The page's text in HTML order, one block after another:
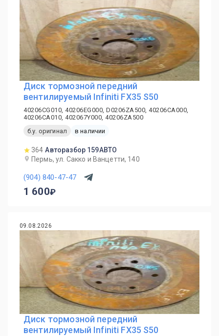
Диск тормозной передний
вентилируемый Infiniti FX35 S50
40206CG010, 40206EG000, D0206ZA500, 40206CA000,
40206CA010, 402067Y000, 40206ZA500
б.у. оригинал
в наличии
364 Авторазбор 159АВТО
Пермь, ул. Сакко и Ванцетти, 140
(904) 840-47-47
1 600
09.08.2026
Диск тормозной передний
вентилируемый Infiniti FX35 S50